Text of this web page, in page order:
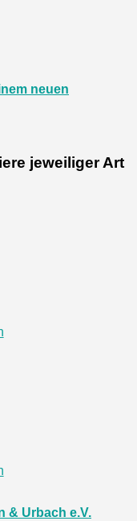
neuen
jeweiliger Art
& Urbach e.V.